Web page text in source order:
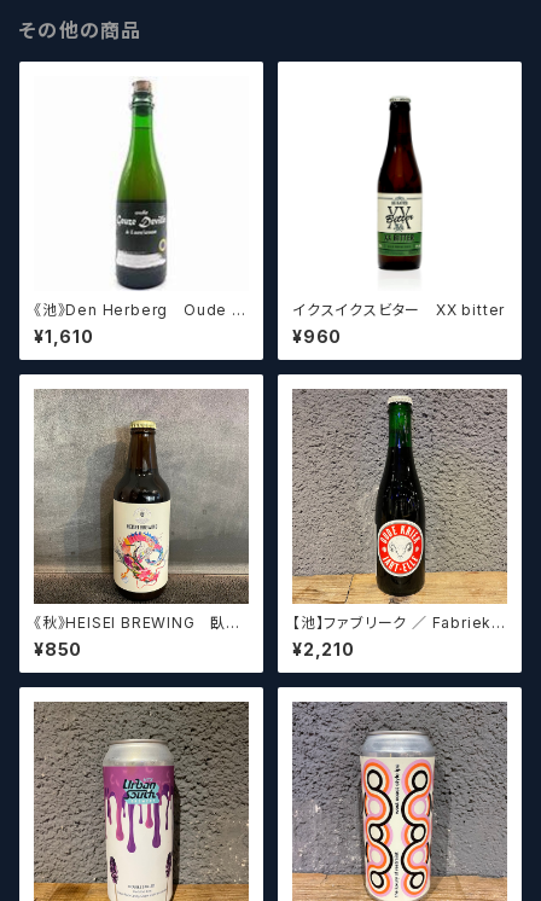
その他の商品
《池》Den Herberg Oude G
euze Deville a L'acienne
デンヘルベルグ
¥1,610
イクスイクスビター XX bitter
¥960
《秋》HEISEI BREWING 臥龍
長生(がりゅうちょうせい)アメリ
カンペールエール【クラフトビー
ル】
¥850
【池】ファブリーク ／ Fabriek
Oude Kriek Jart - Elle 37
5ml
¥2,210